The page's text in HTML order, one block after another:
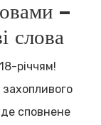
–
слова
річчям!
захопливого
сповнене